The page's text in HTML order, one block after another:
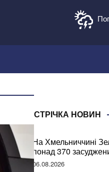
СТРІЧКА НОВИН
На Хмельниччині
понад 370
06.08.2026